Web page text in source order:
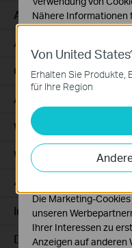
Access
Access Pro
GPON
Agile
Wired Gateways
WiFi Gateways
4G/5G WiFi Gateways
Integrated Gateways
DSL Gateways
Von United
Erhalten Sie Produkte,
für Ihre Region
Nähere Informationen
Datenschutzhinweisen
Notwendige Cookies
Diese Cookies sind zur
erforderlich und
Analyse- und
Analyse-Cookies
auf unserer Website zu
Funktionsweise
Die Marketing-
unseren
Ihrer Interessen zu
Anzeigen auf anderen